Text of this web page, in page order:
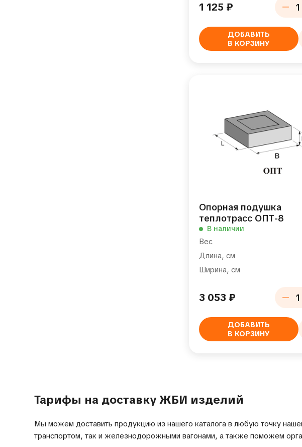
1 125 ₽
ДОБАВИТЬ
В КОРЗИНУ
Опорная подушка
теплотрасс ОПТ-8
В наличии
Вес
Длина, см
Ширина, см
3 053 ₽
ДОБАВИТЬ
В КОРЗИНУ
Тарифы на доставку ЖБИ изделий
Мы можем доставить продукцию из нашего каталога в любую точку
транспортом, так и железнодорожными вагонами, а также поможем